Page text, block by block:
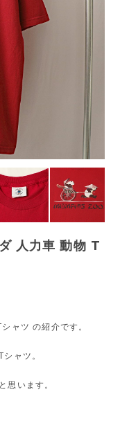
人力車 動物 T
ャツ の紹介です。
ャツ。
思います。